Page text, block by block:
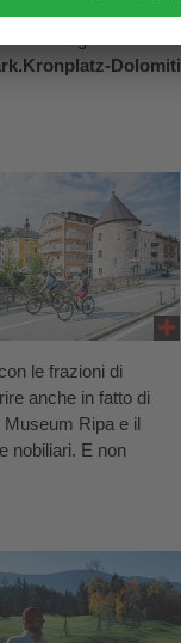
il tennis e
attrae grandi e
Dolomiti
le frazioni di
anche in fatto di
Ripa e il
nobiliari. E non